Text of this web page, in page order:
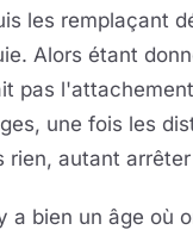
les remplaçant
Alors étant
pas
une fois les
rien, autant
a bien un âge où